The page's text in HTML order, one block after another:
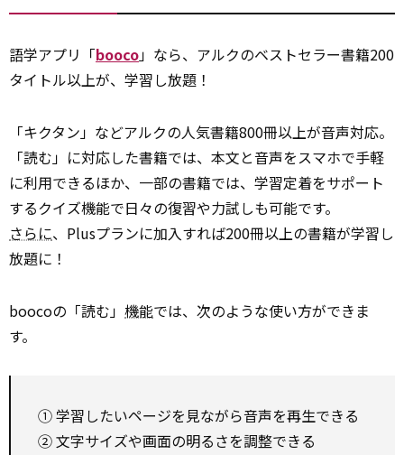
語学アプリ「booco」なら、アルクのベストセラー書籍200
タイトル以上が、学習し放題！
「キクタン」などアルクの人気書籍800冊以上が音声対応。
「読む」に対応した書籍では、本文と音声をスマホで手軽
に利用できるほか、一部の書籍では、学習定着をサポート
するクイズ機能で日々の復習や力試しも可能です。
さらに、Plusプランに加入すれば200冊以上の書籍が学習し
放題に！
boocoの「読む」 機能では、次のような使い方ができま
す。
① 学習したいページを見ながら音声を再生できる
② 文字サイズや画面の明るさを調整できる